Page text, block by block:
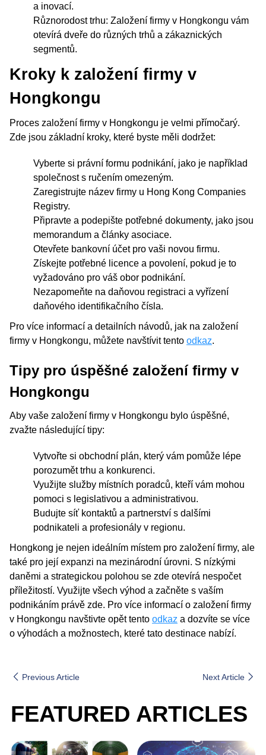
a inovací.
Různorodost trhu: Založení firmy v Hongkongu vám
otevírá dveře do různých trhů a zákaznických
segmentů.
Kroky k založení firmy v
Hongkongu
Proces založení firmy v Hongkongu je velmi přímočarý.
Zde jsou základní kroky, které byste měli dodržet:
Vyberte si právní formu podnikání, jako je například
společnost s ručením omezeným.
Zaregistrujte název firmy u Hong Kong Companies
Registry.
Připravte a podepište potřebné dokumenty, jako jsou
memorandum a články asociace.
Otevřete bankovní účet pro vaši novou firmu.
Získejte potřebné licence a povolení, pokud je to
vyžadováno pro váš obor podnikání.
Nezapomeňte na daňovou registraci a vyřízení
daňového identifikačního čísla.
Pro více informací a detailních návodů, jak na založení
firmy v Hongkongu, můžete navštívit tento odkaz.
Tipy pro úspěšné založení firmy v
Hongkongu
Aby vaše založení firmy v Hongkongu bylo úspěšné,
zvažte následující tipy:
Vytvořte si obchodní plán, který vám pomůže lépe
porozumět trhu a konkurenci.
Využijte služby místních poradců, kteří vám mohou
pomoci s legislativou a administrativou.
Budujte síť kontaktů a partnerství s dalšími
podnikateli a profesionály v regionu.
Hongkong je nejen ideálním místem pro založení firmy, ale
také pro její expanzi na mezinárodní úrovni. S nízkými
daněmi a strategickou polohou se zde otevírá nespočet
příležitostí. Využijte všech výhod a začněte s vaším
podnikáním právě zde. Pro více informací o založení firmy
v Hongkongu navštivte opět tento odkaz a dozvíte se více
o výhodách a možnostech, které tato destinace nabízí.
Previous Article Next Article
FEATURED ARTICLES